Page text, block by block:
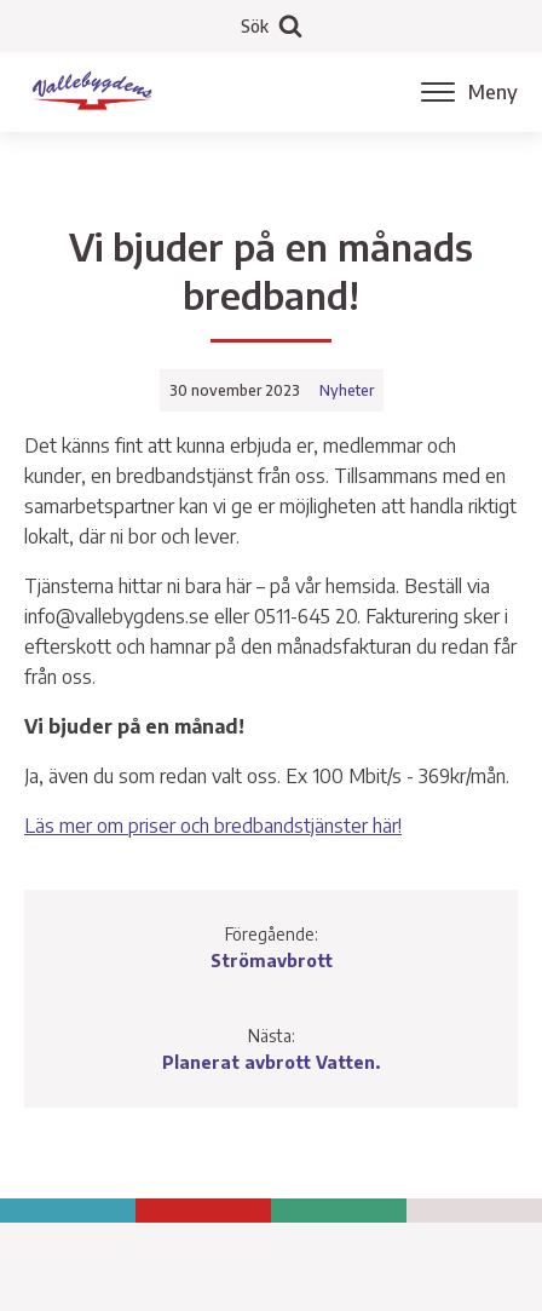
Sök
Meny
Vi bjuder på en månads
bredband!
30 november 2023 Nyheter
Det känns fint att kunna erbjuda er, medlemmar och
kunder, en bredbandstjänst från oss. Tillsammans med en
samarbetspartner kan vi ge er möjligheten att handla riktigt
lokalt, där ni bor och lever.
Tjänsterna hittar ni bara här – på vår hemsida. Beställ via
info@vallebygdens.se eller 0511-645 20. Fakturering sker i
efterskott och hamnar på den månadsfakturan du redan får
från oss.
Vi bjuder på en månad!
Ja, även du som redan valt oss. Ex 100 Mbit/s - 369kr/mån.
Läs mer om priser och bredbandstjänster här!
Föregående:
Strömavbrott
Nästa:
Planerat avbrott Vatten.